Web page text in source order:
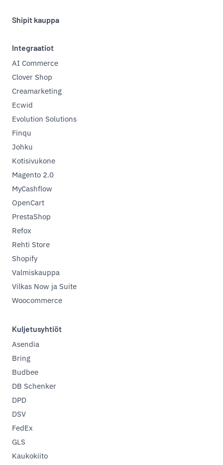
Shipit kauppa
Integraatiot
AI Commerce
Clover Shop
Creamarketing
Ecwid
Evolution Solutions
Finqu
Johku
Kotisivukone
Magento 2.0
MyCashflow
OpenCart
PrestaShop
Refox
Rehti Store
Shopify
Valmiskauppa
Vilkas Now ja Suite
Woocommerce
Kuljetusyhtiöt
Asendia
Bring
Budbee
DB Schenker
DPD
DSV
FedEx
GLS
Kaukokiito